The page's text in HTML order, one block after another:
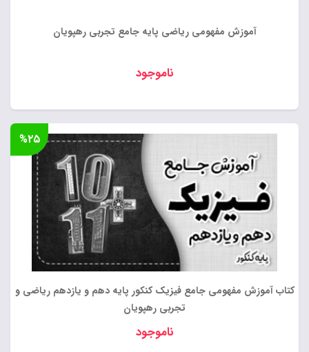
آموزش مفهومی ریاضی پایه جامع تجربی رهپویان
ناموجود
کتاب آموزش مفهومی جامع فیزیک کنکور پایه دهم و یازدهم ریاضی و
تجربی رهپویان
ناموجود
%۲۵